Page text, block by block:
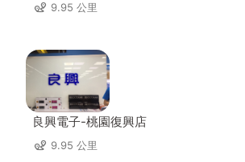
9.95 公里
良興電子-桃園復興店
9.95 公里